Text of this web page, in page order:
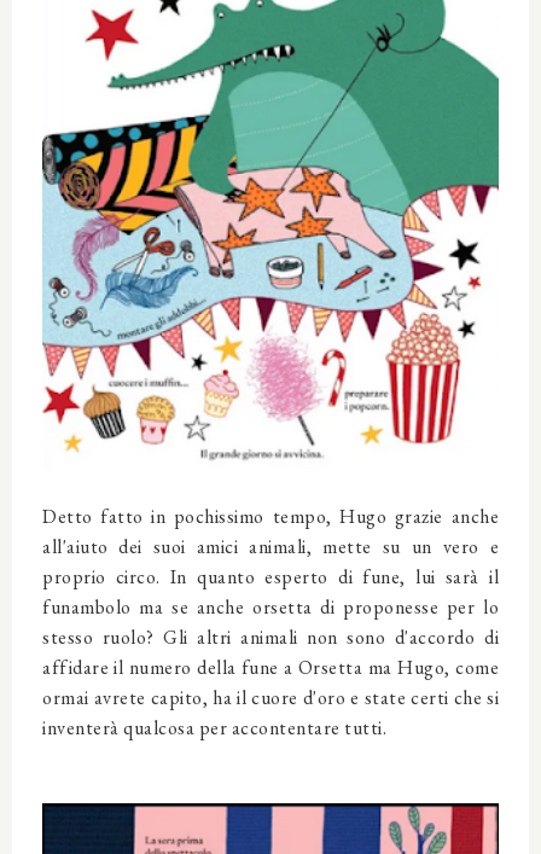
Detto fatto in pochissimo tempo, Hugo grazie anche
all'aiuto dei suoi amici animali, mette su un vero e
proprio circo. In quanto esperto di fune, lui sarà il
funambolo ma se anche orsetta di proponesse per lo
stesso ruolo? Gli altri animali non sono d'accordo di
affidare il numero della fune a Orsetta ma Hugo, come
ormai avrete capito, ha il cuore d'oro e state certi che si
inventerà qualcosa per accontentare tutti.